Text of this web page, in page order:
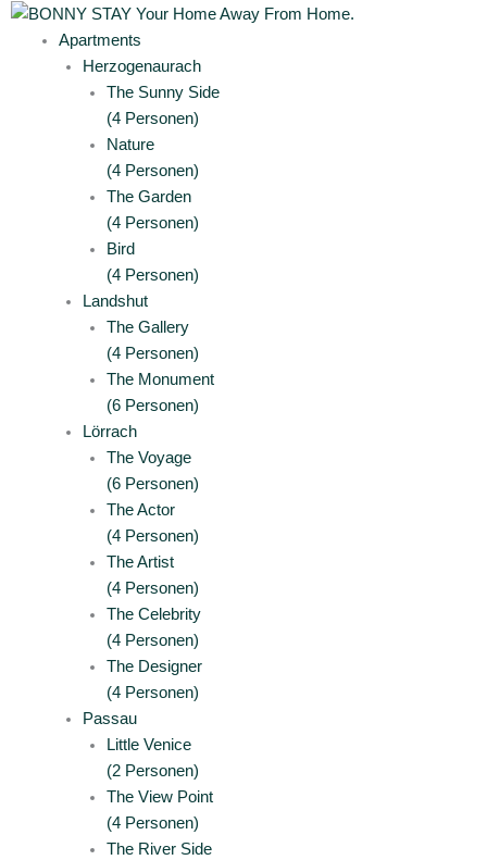
Zum
Main
Menu
Apartments
Herzogenaurach
The Sunny Side
(4 Personen)
Nature
(4 Personen)
The Garden
(4 Personen)
Bird
(4 Personen)
Landshut
The Gallery
(4 Personen)
The Monument
(6 Personen)
Lörrach
The Voyage
(6 Personen)
The Actor
(4 Personen)
The Artist
(4 Personen)
The Celebrity
(4 Personen)
The Designer
(4 Personen)
Passau
Little Venice
(2 Personen)
The View Point
(4 Personen)
The River Side
Main
Menu
Main
Menu
Main
Menu
Main
Menu
Main
Menu
Main
Menu
Main
Menu
Main
Menu